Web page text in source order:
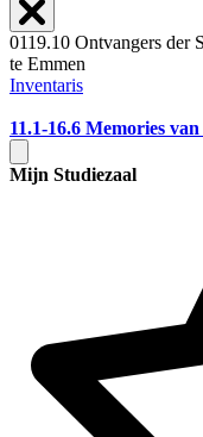
0119.10 Ontvangers der
te Emmen
Inventaris
11.1-16.6 Memories
Mijn Studiezaal